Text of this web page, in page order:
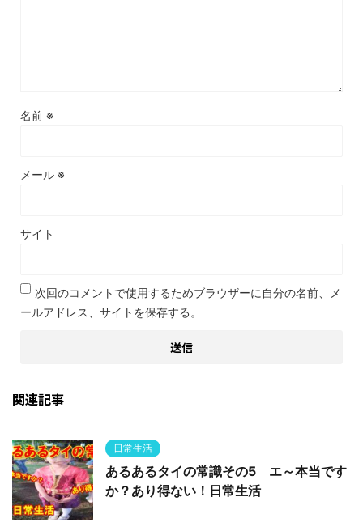
名前 ※
メール ※
サイト
次回のコメントで使用するためブラウザーに自分の名前、メ
ールアドレス、サイトを保存する。
関連記事
日常生活
あるあるタイの常識その5 エ～本当です
か？あり得ない！日常生活